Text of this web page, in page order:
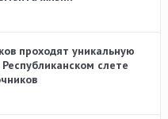
проходят уникальную
слете